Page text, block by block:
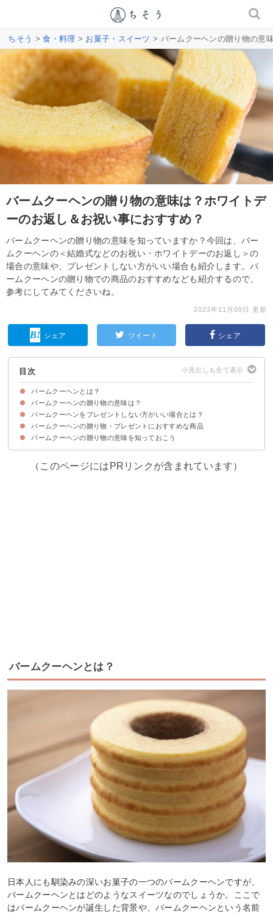
ちそう >食・料理 > お菓子・スイーツ > バームクーヘンの贈り物の意
バームクーヘンの贈り物の意味は？ホワイトデ
ーのお返し＆お祝い事におすすめ？
バームクーヘンの贈り物の意味を知っていますか？今回は、バー
ムクーヘンの＜結婚式などのお祝い・ホワイトデーのお返し＞の
場合の意味や、プレゼントしない方がいい場合も紹介します。バ
ームクーヘンの贈り物での商品のおすすめなども紹介するので、
参考にしてみてくださいね。
2023年11月09日 更新
シェア ツイート シェア
目次
バームクーヘンとは？
バームクーヘンはドイツ発祥の焼き菓子
「バームクーヘン」の名前の由来
バームクーヘンの日本に広めたのはユーハイム
バームクーヘンはプレゼントにおすすめ
バームクーヘンの贈り物の意味は？
①結婚式などのお祝い事の場合の意味
②ホワイトデーのお返しの場合の意味
バームクーヘンをプレゼントしない方がいい場合とは？
病気のお見舞いの場合は避けたほうがいい
香典返しにパームクーヘンはNG？
バームクーヘンの贈り物・プレゼントにおすすめな商品
①神戸元町本店オリジナルアッフェルバウム20（2,160円）
②マウントバーム しっかり芽 1山 MM（1,620円）
③クラブハリエ バームクーヘン（1,188円）
バームクーヘンの贈り物の意味を知っておこう
（このページにはPRリンクが含まれています）
バームクーヘンとは？
日本人にも馴染みの深いお菓子の一つのバームクーヘンですが、
バームクーヘンとはどのようなスイーツなのでしょうか。ここで
はバームクーヘンが誕生した背景や、バームクーヘンという名前